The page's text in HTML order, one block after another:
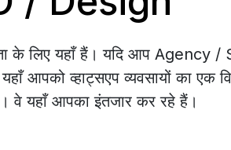
के लिए यहाँ हैं। यदि आप Agency
आपको व्हाट्सएप व्यवसायों का एक
वे यहाँ आपका इंतजार कर रहे हैं।